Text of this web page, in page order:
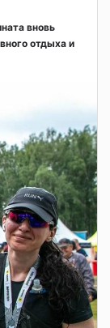
вновь
отдыха и